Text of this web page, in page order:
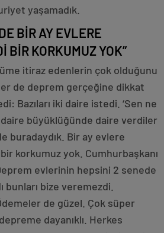
yaşamadık.
BİR AY EVLERE
BİR KORKUMUZ YOK”
itiraz edenlerin çok olduğunu
de deprem gerçeğine dikkat
Bazıları iki daire istedi. ‘Sen ne
daire büyüklüğünde daire verdiler
buradaydık. Bir ay evlere
korkumuz yok. Cumhurbaşkanı
evlerinin hepsini 2 senede
bunları bize veremezdi.
de güzel. Çok süper
dayanıklı. Herkes